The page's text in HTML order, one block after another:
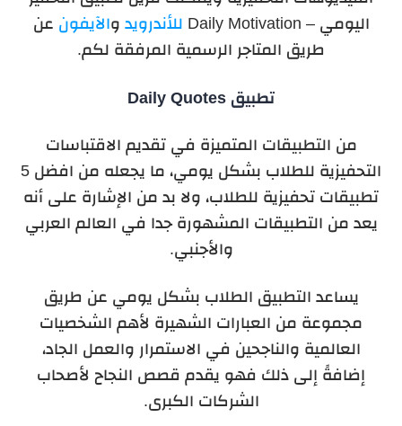
اليومي – Daily Motivation
للأندرويد والآيفون عن
طريق المتاجر الرسمية المرفقة لكم.
تطبيق Daily Quotes
من التطبيقات المتميزة في تقديم الاقتباسات
التحفيزية للطلاب بشكل يومي، ما يجعله من افضل 5
تطبيقات تحفيزية للطلاب، ولا بد من الإشارة على أنه
يعد من التطبيقات المشهورة جدا في العالم العربي
والأجنبي.
يساعد التطبيق الطلاب بشكل يومي عن طريق
مجموعة من العبارات الشهيرة لأهم الشخصيات
العالمية والناجحين في الاستمرار والعمل الجاد،
إضافةً إلى ذلك فهو يقدم قصص النجاح لأصحاب
الشركات الكبرى.